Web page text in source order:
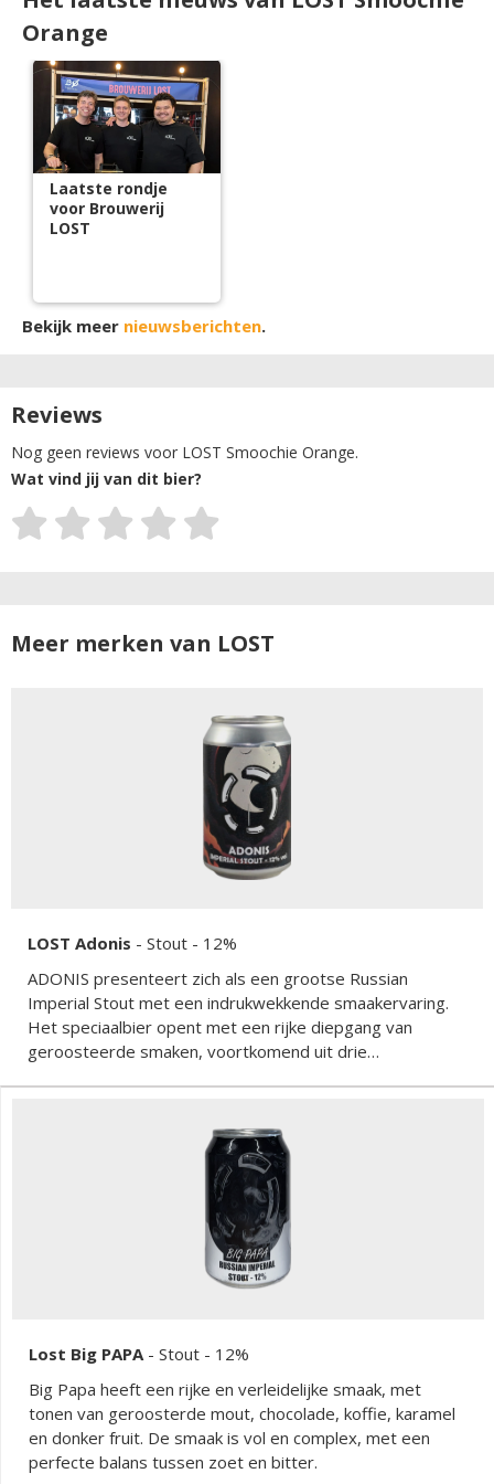
Orange
Laatste rondje
voor Brouwerij
LOST
Bekijk meer nieuwsberichten.
Reviews
Nog geen reviews voor LOST Smoochie Orange.
Wat vind jij van dit bier?
Meer merken van LOST
LOST Adonis - Stout - 12%
ADONIS presenteert zich als een grootse Russian
Imperial Stout met een indrukwekkende smaakervaring.
Het speciaalbier opent met een rijke diepgang van
geroosteerde smaken, voortkomend uit drie
chocoladesmaak toe aan dit bier, terwijl het extract van
gezouten karamel voor een bijzondere twist zorgt. Deze
stout combineert op meesterlijke wijze zoete, hartige en
bittere elementen met roastige nuances, alles
tegelijkertijd. De stroperige dikte getuigt van het dubbel
maishen en het verlengde koken.
Lost Big PAPA - Stout - 12%
Big Papa heeft een rijke en verleidelijke smaak, met
tonen van geroosterde mout, chocolade, koffie, karamel
en donker fruit. De smaak is vol en complex, met een
perfecte balans tussen zoet en bitter.